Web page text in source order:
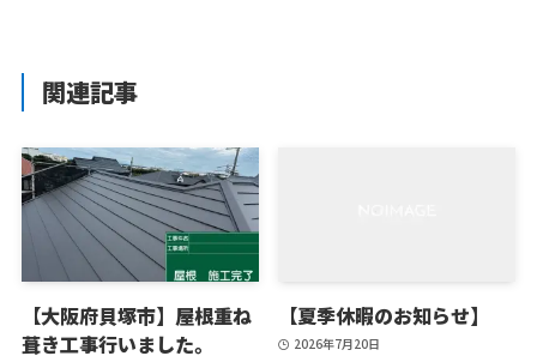
関連記事
【大阪府貝塚市】屋根重ね
葺き工事行いました。
【夏季休暇のお知らせ】
2026年7月20日